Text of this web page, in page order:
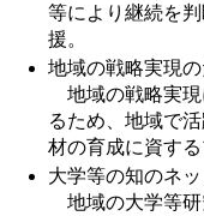
等により継続を
援。
地域の戦略実現
地域の戦略実現
るため、地域で
材の育成に資する
大学等の知のネ
地域の大学等研